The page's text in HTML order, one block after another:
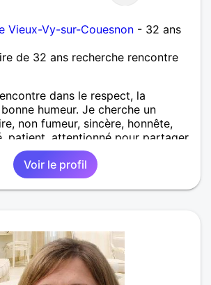
Vieux-Vy-sur-Couesnon - 32 ans
de 32 ans recherche rencontre
dans le respect, la
humeur. Je cherche un
non fumeur, sincère, honnête,
patient, attentionné pour partager
Voir le profil